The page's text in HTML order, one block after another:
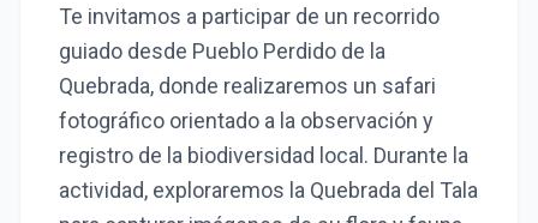
Te invitamos a participar de un recorrido
guiado desde Pueblo Perdido de la
Quebrada, donde realizaremos un safari
fotográfico orientado a la observación y
registro de la biodiversidad local. Durante la
actividad, exploraremos la Quebrada del Tala